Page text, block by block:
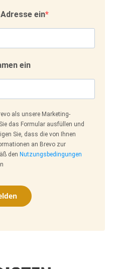
ein
ein
als unsere Marketing-
das Formular ausfüllen und
Sie, dass die von Ihnen
an Brevo zur
den Nutzungsbedingungen